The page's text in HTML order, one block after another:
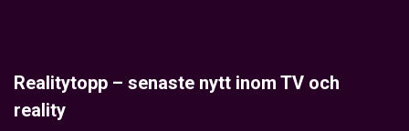
Realitytopp – senaste nytt inom TV och
reality